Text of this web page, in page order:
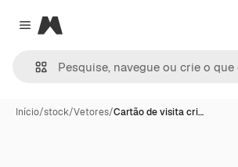
Close menu
Magnific
Início/stock/Vetores/Cartão de visita cri…